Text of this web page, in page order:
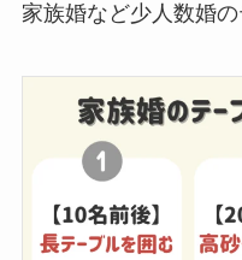
家族婚など少人数婚